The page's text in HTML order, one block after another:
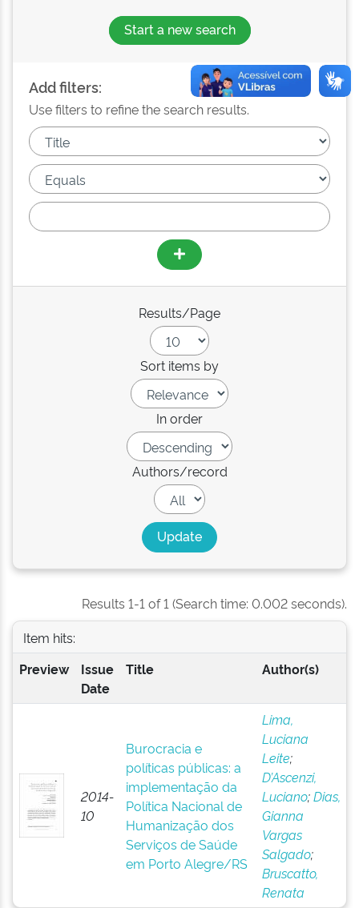
Start a new search
Add filters:
Use filters to refine the search results.
Results/Page
Sort items by
In order
Authors/record
Results 1-1 of 1 (Search time: 0.002 seconds).
Item hits:
Preview
Issue
Date
Title Author(s)
2014-
10
Burocracia e
políticas públicas: a
implementação da
Política Nacional de
Humanização dos
Serviços de Saúde
em Porto Alegre/RS
Lima,
Luciana
Leite;
D’Ascenzi,
Luciano;Dias,
Gianna
Vargas
Salgado;
Bruscatto,
Renata